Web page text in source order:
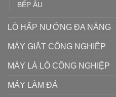
BẾP ÂU
LÒ HẤP NƯỚNG ĐA NĂNG
MÁY GIẶT CÔNG NGHIỆP
MÁY LÀ LÔ CÔNG NGHIỆP
MÁY LÀM ĐÁ